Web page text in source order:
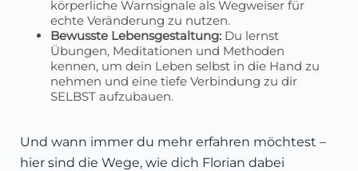
körperliche Warnsignale als Wegweiser für
echte Veränderung zu nutzen.
Bewusste Lebensgestaltung:Du lernst
Übungen, Meditationen und Methoden
kennen, um dein Leben selbst in die Hand zu
nehmen und eine tiefe Verbindung zu dir
SELBST aufzubauen.
Und wann immer du mehr erfahren möchtest –
hier sind die Wege, wie dich Florian dabei